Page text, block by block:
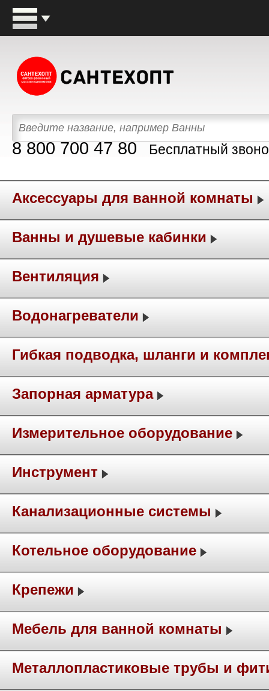
8 800 700 47 80 Бесплатный
Аксессуары для ванной комнаты
Ванны и душевые кабинки
Вентиляция
Водонагреватели
Гибкая подводка, шланги и
Запорная арматура
Измерительное оборудование
Инструмент
Канализационные системы
Котельное оборудование
Крепежи
Мебель для ванной комнаты
Металлопластиковые трубы и